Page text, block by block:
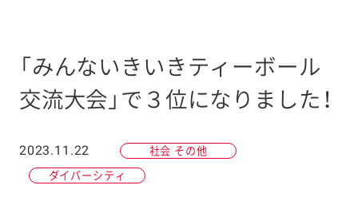
「みんないきいきティーボール
交流大会」で３位になりました！
2023.11.22 社会 その他
ダイバーシティ